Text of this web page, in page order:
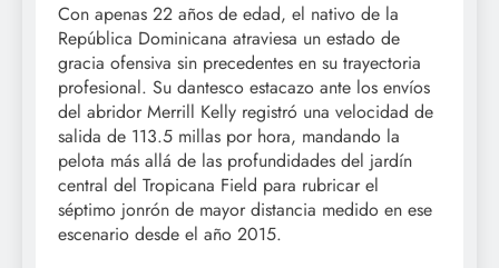
Con apenas 22 años de edad, el nativo de la
República Dominicana atraviesa un estado de
gracia ofensiva sin precedentes en su trayectoria
profesional. Su dantesco estacazo ante los envíos
del abridor Merrill Kelly registró una velocidad de
salida de 113.5 millas por hora, mandando la
pelota más allá de las profundidades del jardín
central del Tropicana Field para rubricar el
séptimo jonrón de mayor distancia medido en ese
escenario desde el año 2015.